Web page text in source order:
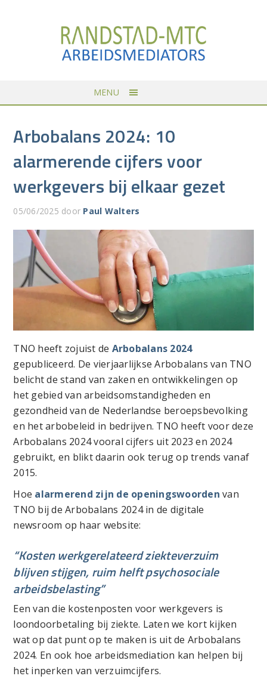
MENU
Arbobalans 2024: 10
alarmerende cijfers voor
werkgevers bij elkaar gezet
05/06/2025 door Paul Walters
TNO heeft zojuist de Arbobalans 2024
gepubliceerd. De vierjaarlijkse Arbobalans van TNO
belicht de stand van zaken en ontwikkelingen op
het gebied van arbeidsomstandigheden en
gezondheid van de Nederlandse beroepsbevolking
en het arbobeleid in bedrijven. TNO heeft voor deze
Arbobalans 2024 vooral cijfers uit 2023 en 2024
gebruikt, en blikt daarin ook terug op trends vanaf
2015.
Hoe alarmerend zijn de openingswoorden van
TNO bij de Arbobalans 2024 in de digitale
newsroom op haar website:
“Kosten werkgerelateerd ziekteverzuim
blijven stijgen,ruim helft psychosociale
arbeidsbelasting”
Een van die kostenposten voor werkgevers is
loondoorbetaling bij ziekte. Laten we kort kijken
wat op dat punt op te maken is uit de Arbobalans
2024. En ook hoe arbeidsmediation kan helpen bij
het inperken van verzuimcijfers.